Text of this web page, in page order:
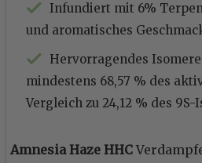
Infundiert mit 6%
und aromatisches
Hervorragendes
mindestens 68,57 % des
Vergleich zu 24,12 % des 9S-
Amnesia Haze HHC